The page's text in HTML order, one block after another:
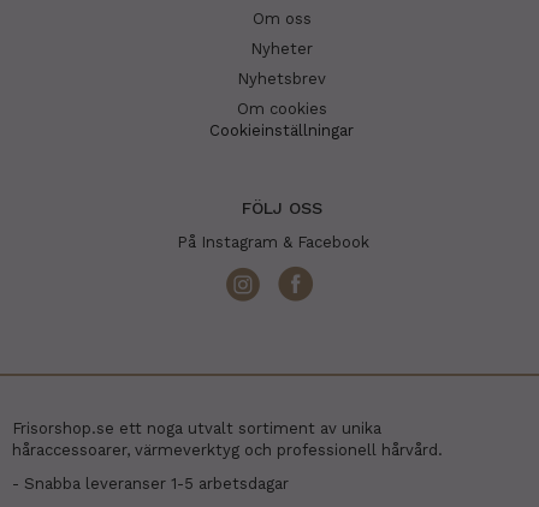
Om oss
Nyheter
Nyhetsbrev
Om cookies
Cookieinställningar
FÖLJ OSS
På Instagram & Facebook
Frisorshop.se ett noga utvalt sortiment av unika
håraccessoarer, värmeverktyg och professionell hårvård.
- Snabba leveranser 1-5 arbetsdagar